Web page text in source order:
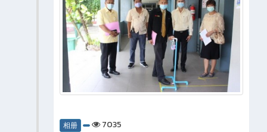
相册 7035